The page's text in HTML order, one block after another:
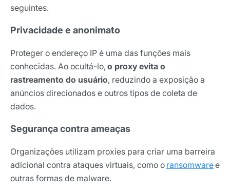
seguintes.
Privacidade e anonimato
Proteger o endereço IP é uma das funções mais
conhecidas. Ao ocultá-lo, o proxy evita o
rastreamento do usuário, reduzindo a exposição a
anúncios direcionados e outros tipos de coleta de
dados.
Segurança contra ameaças
Organizações utilizam proxies para criar uma barreira
adicional contra ataques virtuais, como o ransomwaree
outras formas de malware.